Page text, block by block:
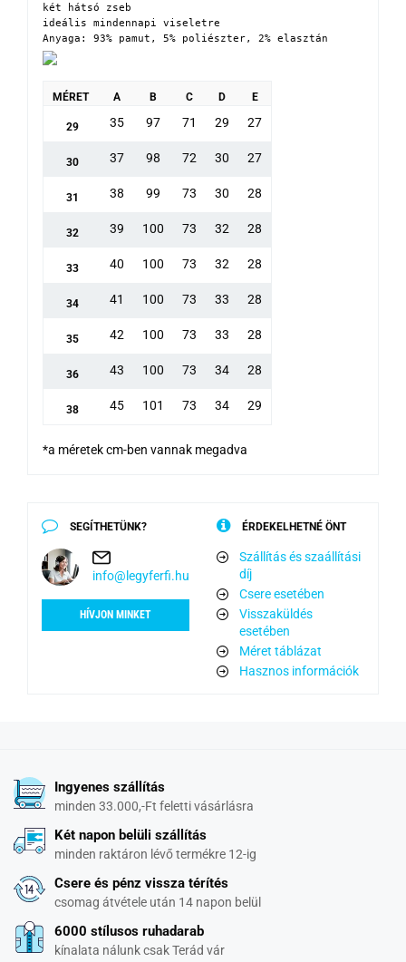
két hátsó zseb
ideális mindennapi viseletre
Anyaga: 93% pamut, 5% poliészter, 2% elasztán
MÉRET A B C D E
29 35 97 71 29 27
30 37 98 72 30 27
31 38 99 73 30 28
32 39 100 73 32 28
33 40 100 73 32 28
34 41 100 73 33 28
35 42 100 73 33 28
36 43 100 73 34 28
38 45 101 73 34 29
*a méretek cm-ben vannak megadva
SEGÍTHETÜNK?
info@legyferfi.hu
HÍVJON MINKET
ÉRDEKELHETNÉ ÖNT
Szállítás és szaállítási
díj
Csere esetében
Visszaküldés
esetében
Méret táblázat
Hasznos információk
Ingyenes szállítás
minden 33.000,-Ft feletti vásárlásra
Két napon belüli szállítás
minden raktáron lévő termékre 12-ig
Csere és pénz vissza térítés
csomag átvétele után 14 napon belül
6000 stílusos ruhadarab
kínalata nálunk csak Terád vár